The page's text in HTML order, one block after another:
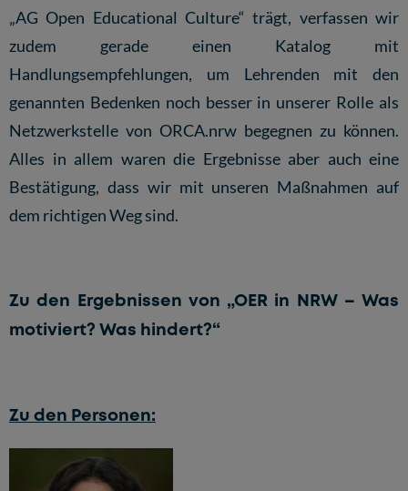
„AG Open Educational Culture“ trägt, verfassen wir
zudem gerade einen Katalog mit
Handlungsempfehlungen, um Lehrenden mit den
genannten Bedenken noch besser in unserer Rolle als
Netzwerkstelle von ORCA.nrw begegnen zu können.
Alles in allem waren die Ergebnisse aber auch eine
Bestätigung, dass wir mit unseren Maßnahmen auf
dem richtigen Weg sind.
Zu den Ergebnissen von „OER in NRW – Was
motiviert? Was hindert?“
Zu den Personen: